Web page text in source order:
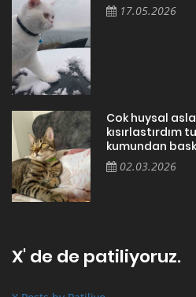
17.05.2026
Cok huysal
kısırlastırdım
kumundan
02.03.2026
X' de de patiliyoruz.